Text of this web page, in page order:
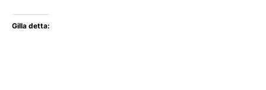
Gilla detta: